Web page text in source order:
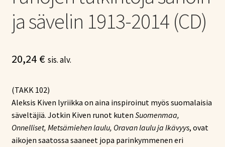
ja sävelin 1913-2014 (CD)
20,24 € sis. alv.
(TAKK 102)
Aleksis Kiven lyriikka on aina inspiroinut myös suomalaisia
säveltäjiä. Jotkin Kiven runot kuten Suomenmaa,
Onnelliset, Metsämiehen laulu, Oravan laulu ja Ikävyys, ovat
aikojen saatossa saaneet jopa parinkymmenen eri